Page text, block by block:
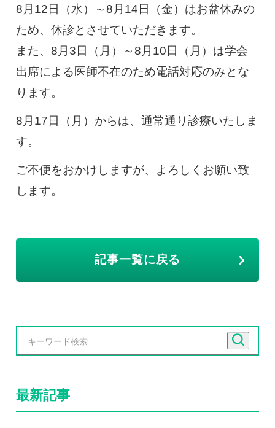
PRP治療
幹細胞培養上清液
再生医療とは
ドクター紹介
採用情報 コラム
治療電話相談はこちら
0120-117-560
※上記電話番号をタップで電話が繋がります
8月12日（水）～8月14日（金）はお盆休みの
ため、休診とさせていただきます。
また、8月3日（月）～8月10日（月）は学会
出席による医師不在のため電話対応のみとな
ります。
8月17日（月）からは、通常通り診療いたしま
す。
ご不便をおかけしますが、よろしくお願い致
します。
記事一覧に戻る
最新記事